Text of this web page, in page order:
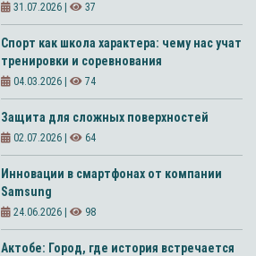
31.07.2026 | 37
Спорт как школа характера: чему нас учат
тренировки и соревнования
04.03.2026 | 74
Защита для сложных поверхностей
02.07.2026 | 64
Инновации в смартфонах от компании
Samsung
24.06.2026 | 98
Актобе: Город, где история встречается